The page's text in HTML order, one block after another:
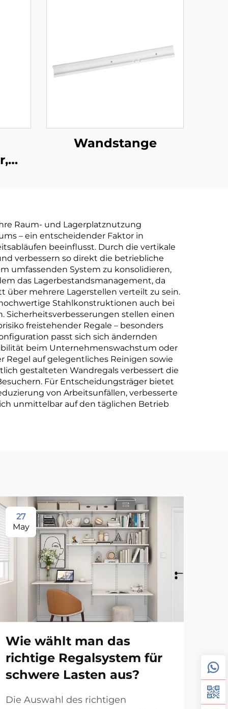
Wandstange
Raum- und Lagerplatznutzung
– ein entscheidender Faktor in
beeinflusst. Durch die vertikale
verbessern so direkt die betriebliche
umfassenden System zu konsolidieren,
das Lagerbestandsmanagement, da
mehrere Lagerstellen verteilt zu sein.
Stahlkonstruktionen auch bei
Sicherheitsverbesserungen stellen einen
freistehender Regale – besonders
passt sich sich ändernden
beim Unternehmenswachstum oder
auf gelegentliches Reinigen sowie
gestalteten Wandregals verbessert die
Für Entscheidungsträger bietet
von Arbeitsunfällen, verbesserte
unmittelbar auf den täglichen Betrieb
27
May
Wie wählt man das
richtige Regalsystem für
schwere Lasten aus?
Die Auswahl des richtigen